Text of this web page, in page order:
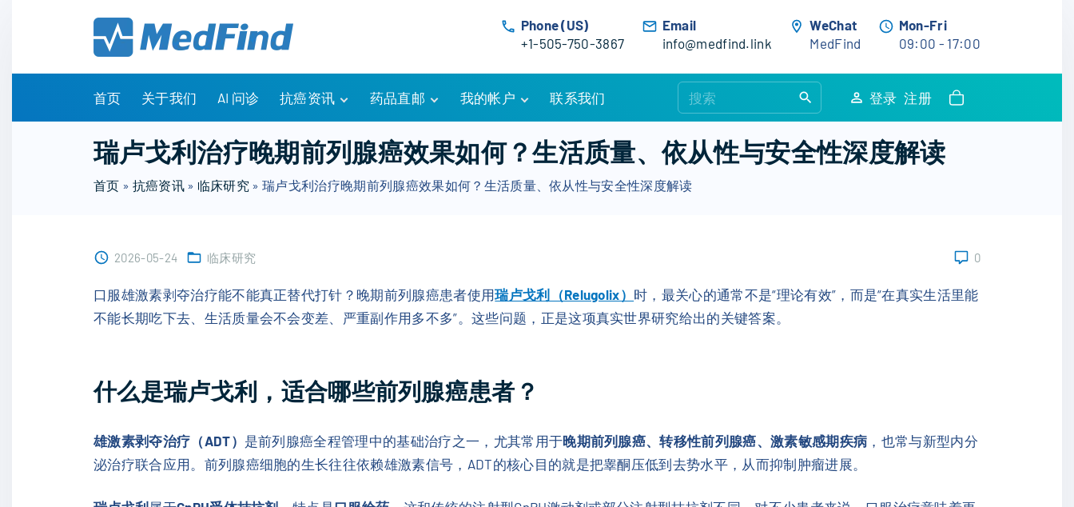
Phone (US)
+1-505-750-3867
Email
info@medfind.link
WeChat
MedFind
Mon-Fri
09:00 - 17:00
首页 关于我们 AI 问诊 抗癌资讯
有问有答
诊疗指南
药物信息
药品直邮
购物车
订单追踪
优惠活动
我的帐户
账户详情
我的订单
联系我们
e
r
:
登录 注册
瑞卢戈利治疗晚期前列腺癌效果如何？生活质量、依从性与安全性深度解读
首页 » 抗癌资讯» 临床研究 »瑞卢戈利治疗晚期前列腺癌效果如何？生活质量、依从性与安全性深度解读
2026-05-24 临床研究 0
口服雄激素剥夺治疗能不能真正替代打针？晚期前列腺癌患者使用瑞卢戈利（Relugolix） 时，最关心的通常不是“理论有效”，而是“在真实生活里能
不能长期吃下去、生活质量会不会变差、严重副作用多不多”。这些问题，正是这项真实世界研究给出的关键答案。
什么是瑞卢戈利，适合哪些前列腺癌患者？
雄激素剥夺治疗（ADT） 是前列腺癌全程管理中的基础治疗之一，尤其常用于晚期前列腺癌、转移性前列腺癌、激素敏感期疾病 ，也常与新型内分
泌治疗联合应用。前列腺癌细胞的生长往往依赖雄激素信号，ADT的核心目的就是把睾酮压低到去势水平，从而抑制肿瘤进展。